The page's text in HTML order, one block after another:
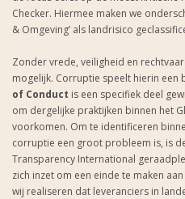
Checker. Hiermee maken we
& Omgeving’ als landrisico
Zonder vrede, veiligheid en
mogelijk. Corruptie speelt hierin een
of Conduct is een specifiek deel
om dergelijke praktijken binnen het
voorkomen. Om te identificeren
corruptie een groot probleem is, is
Transparency International
zich inzet om een einde te maken
wij realiseren dat leveranciers in